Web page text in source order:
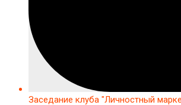
Заседание клуба "Личностный